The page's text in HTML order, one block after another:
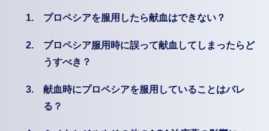
1. プロペシアを服用したら献血はできない？
2.
プロペシア服用時に誤って献血してしまったらど
うすべき？
3.
献血時にプロペシアを服用していることはバレ
る？